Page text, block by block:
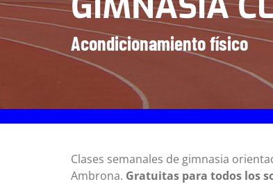
Acondicionamiento físico
Clases semanales de gimnasia
Ambrona. Gratuitas para todos los